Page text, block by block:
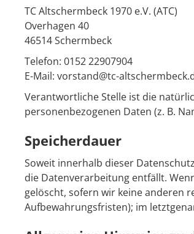
TC Altschermbeck 1970 e.V. (ATC)
Overhagen 40
46514 Schermbeck
Telefon: 0152 22907904
E-Mail: vorstand@tc-
Verantwortliche Stelle ist die
personenbezogenen Daten (z. B.
Speicherdauer
Soweit innerhalb dieser
die Datenverarbeitung entfällt.
gelöscht, sofern wir keine anderen
Aufbewahrungsfristen); im